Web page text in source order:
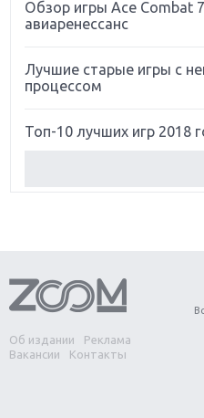
Обзор игры Ace Combat
авиаренессанс
Лучшие старые игры с
процессом
Топ-10 лучших игр 2018
Обзор игры Forza
Две важных новинки для
Divinity Original Sin 2
Об издании
Реклама
Вакансии
Контакты